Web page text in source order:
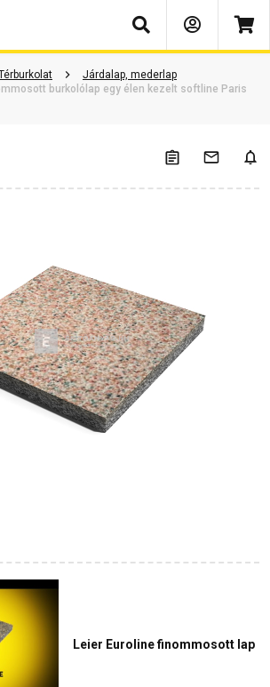
Keresés
Járdalap, mederlap
burkolólap egy élen kezelt softline Paris
Kérdések és válaszok Kapcsolódó cikkek
Leier Euroline finommosott lap